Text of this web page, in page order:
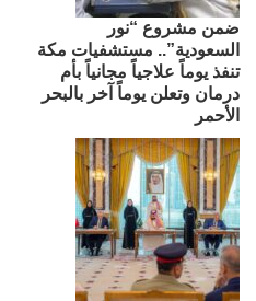
ضمن مشروع “نور
السعودية”.. مستشفيات مكة
تنفذ يوماً علاجياً مجانياً بأم
درمان وتعلن يوماً آخر بالبحر
الأحمر